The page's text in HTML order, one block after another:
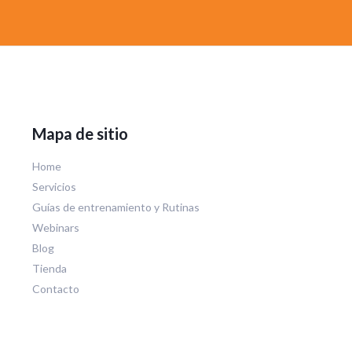
Mapa de sitio
Home
Servicios
Guías de entrenamiento y Rutinas
Webinars
Blog
Tienda
Contacto